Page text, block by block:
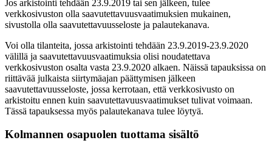
Jos arkistointi tehdään 23.9.2019 tai sen jälkeen, tulee
verkkosivuston olla saavutettavuusvaatimuksien mukainen,
sivustolla olla saavutettavuusseloste ja palautekanava.
Voi olla tilanteita, jossa arkistointi tehdään 23.9.2019-23.9.2020
välillä ja saavutettavuusvaatimuksia olisi noudatettava
verkkosivuston osalta vasta 23.9.2020 alkaen. Näissä tapauksissa on
riittävää julkaista siirtymäajan päättymisen jälkeen
saavutettavuusseloste, jossa kerrotaan, että verkkosivusto on
arkistoitu ennen kuin saavutettavuusvaatimukset tulivat voimaan.
Tässä tapauksessa myös palautekanava tulee löytyä.
Kolmannen osapuolen tuottama sisältö